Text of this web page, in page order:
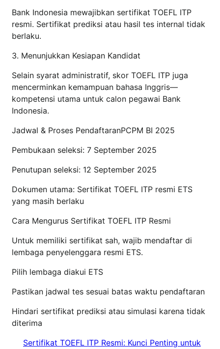
Bank Indonesia mewajibkan sertifikat TOEFL ITP
resmi. Sertifikat prediksi atau hasil tes internal tidak
berlaku.
3. Menunjukkan Kesiapan Kandidat
Selain syarat administratif, skor TOEFL ITP juga
mencerminkan kemampuan bahasa Inggris—
kompetensi utama untuk calon pegawai Bank
Indonesia.
Jadwal & Proses PendaftaranPCPM BI 2025
Pembukaan seleksi: 7 September 2025
Penutupan seleksi: 12 September 2025
Dokumen utama: Sertifikat TOEFL ITP resmi ETS
yang masih berlaku
Cara Mengurus Sertifikat TOEFL ITP Resmi
Untuk memiliki sertifikat sah, wajib mendaftar di
lembaga penyelenggara resmi ETS.
Pilih lembaga diakui ETS
Pastikan jadwal tes sesuai batas waktu pendaftaran
Hindari sertifikat prediksi atau simulasi karena tidak
diterima
Sertifikat TOEFL ITP Resmi: Kunci Penting untuk